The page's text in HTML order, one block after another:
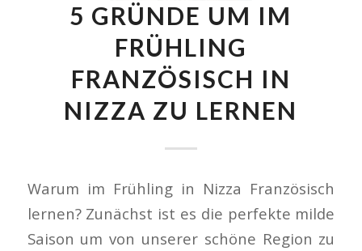
5 GRÜNDE UM IM
FRÜHLING
FRANZÖSISCH IN
NIZZA ZU LERNEN
Warum im Frühling in Nizza Französisch
lernen? Zunächst ist es die perfekte milde
Saison um von unserer schöne Region zu